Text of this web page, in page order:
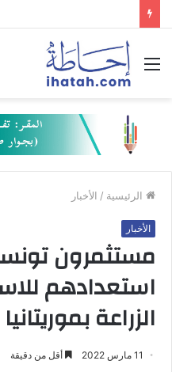
القائمة
الرئيسية / الأخبار
الأخبار
مستثمرون
استعدادهم
الزراعة بموريتانيا
11 مارس 2022 أقل من دقيقة